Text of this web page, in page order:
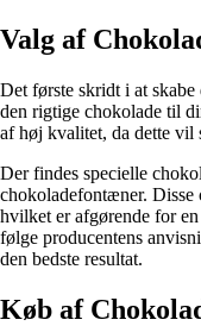
Valg af
Det første skridt i at
den rigtige chokolade til
af høj kvalitet, da dette vil
Der findes specielle
chokoladefontæner.
hvilket er afgørende for
følge producentens
den bedste resultat.
Køb af